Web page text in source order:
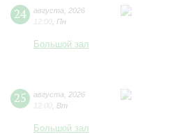
24 августа
2026
12:00 Пн
Большой зал
25 августа
2026
12:00 Вт
Большой зал